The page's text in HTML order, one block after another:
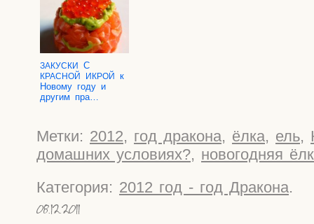
ЗАКУСКИ С
КРАСНОЙ ИКРОЙ
к
Ново­му году и
дру­гим пра…
Метки: 2012, год дракона, ёлка, ель,
домашних условиях?, новогодняя
Категория: 2012 год - год Дракона.
08.12.2011